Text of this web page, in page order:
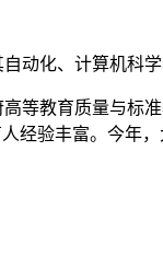
化、计算机科
等教育质量与标
经验丰富。今